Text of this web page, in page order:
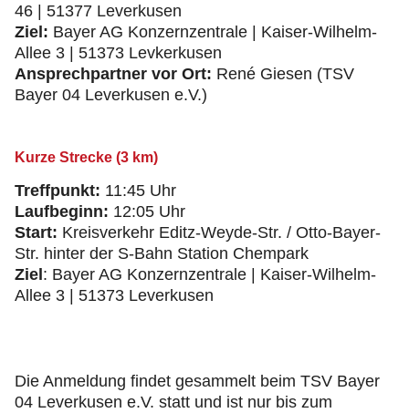
46 | 51377 Leverkusen
Ziel: Bayer AG Konzernzentrale | Kaiser-Wilhelm-
Allee 3 | 51373 Levkerkusen
Ansprechpartner vor Ort: René Giesen (TSV
Bayer 04 Leverkusen e.V.)
Kurze Strecke (3 km)
Treffpunkt: 11:45 Uhr
Laufbeginn: 12:05 Uhr
Start: Kreisverkehr Editz-Weyde-Str. / Otto-Bayer-
Str. hinter der S-Bahn Station Chempark
Ziel : Bayer AG Konzernzentrale | Kaiser-Wilhelm-
Allee 3 | 51373 Leverkusen
Die Anmeldung findet gesammelt beim TSV Bayer
04 Leverkusen e.V. statt und ist nur bis zum